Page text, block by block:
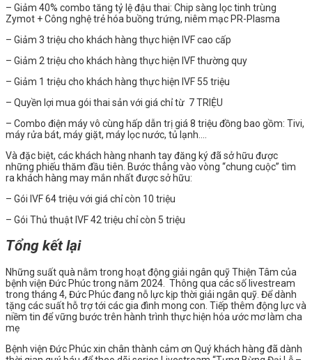
– Giảm 40% combo tăng tỷ lệ đậu thai: Chip sàng lọc tinh trùng
Zymot + Công nghệ trẻ hóa buồng trứng, niêm mạc PR-Plasma
– Giảm 3 triệu cho khách hàng thực hiện IVF cao cấp
– Giảm 2 triệu cho khách hàng thực hiện IVF thường quy
– Giảm 1 triệu cho khách hàng thực hiện IVF 55 triệu
– Quyền lợi mua gói thai sản với giá chỉ từ 7 TRIỆU
– Combo điện máy vô cùng hấp dẫn trị giá 8 triệu đồng bao gồm: Tivi,
máy rửa bát, máy giặt, máy lọc nước, tủ lạnh….
Và đặc biệt, các khách hàng nhanh tay đăng ký đã sở hữu được
những phiếu thăm đầu tiên. Bước thẳng vào vòng “chung cuộc” tìm
ra khách hàng may mắn nhất được sở hữu:
– Gói IVF 64 triệu với giá chỉ còn 10 triệu
– Gói Thủ thuật IVF 42 triệu chỉ còn 5 triệu
Tổng kết lại
Những suất quà nằm trong hoạt động giải ngân quỹ Thiện Tâm của
bệnh viện Đức Phúc trong năm 2024. Thông qua các số livestream
trong tháng 4, Đức Phúc đang nỗ lực kịp thời giải ngân quỹ. Để dành
tặng các suất hỗ trợ tới các gia đình mong con. Tiếp thêm động lực và
niềm tin để vững bước trên hành trình thực hiện hóa ước mơ làm cha
mẹ
Bệnh viện Đức Phúc xin chân thành cảm ơn Quý khách hàng đã dành